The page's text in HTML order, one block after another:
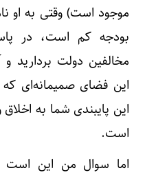
موجود است) وقتی به او
بودجه کم است، در
مخالفین دولت بردارید و
این فضای صمیمانه‌ای که
این پایبندی شما به اخلاق
است.
اما سوال من این است